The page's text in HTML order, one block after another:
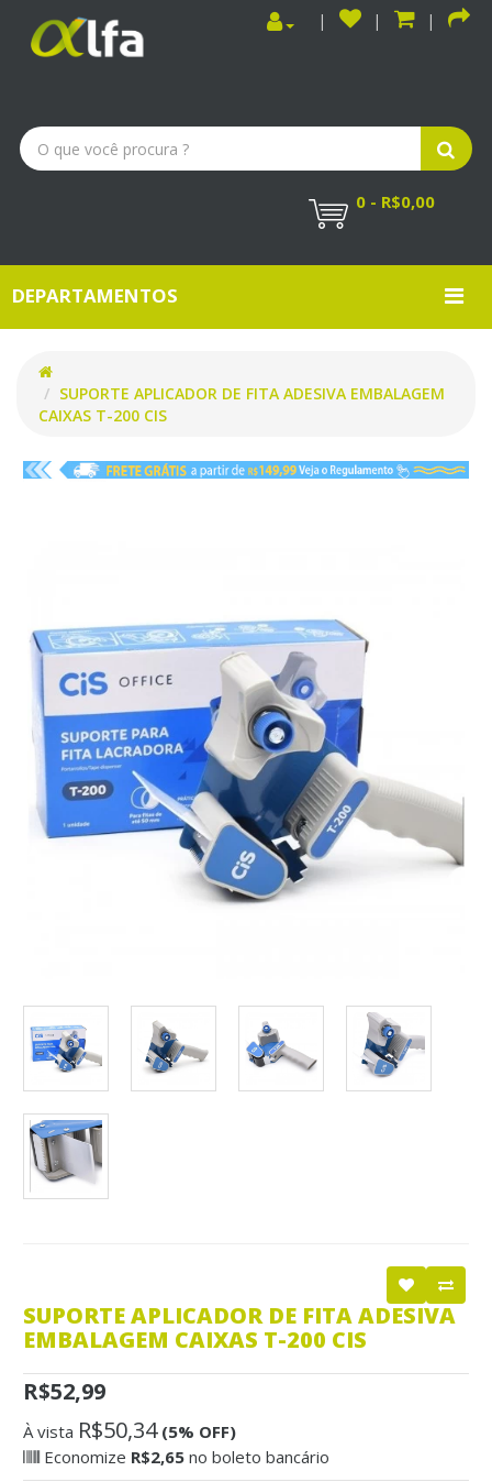
0 - R$0,00
DEPARTAMENTOS
SUPORTE APLICADOR DE FITA ADESIVA EMBALAGEM
CAIXAS T-200 CIS
SUPORTE APLICADOR DE FITA ADESIVA
EMBALAGEM CAIXAS T-200 CIS
R$52,99
À vista R$50,34 (5% OFF)
Economize R$2,65 no boleto bancário